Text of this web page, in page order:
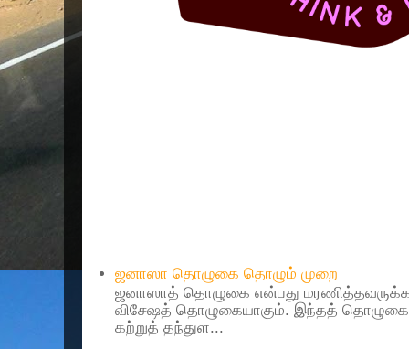
ஜனாஸா தொழுகை தொழும் முறை
ஜனாஸாத் தொழுகை என்பது
விசேஷத் தொழுகையாகும். இந்தத்
கற்றுத் தந்துள...